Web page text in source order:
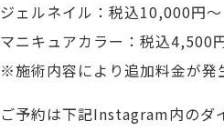
ジェルネイル：税込10,000円～
マニキュアカラー：税込4,500
※施術内容により追加料金が発
ご予約は下記Instagram内のダ